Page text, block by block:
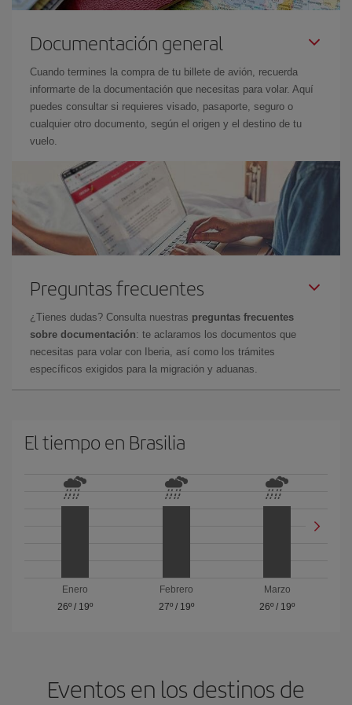
Documentación general
Cuando termines la compra de tu billete de avión, recuerda
informarte de la documentación que necesitas para volar. Aquí
puedes consultar si requieres visado, pasaporte, seguro o
cualquier otro documento, según el origen y el destino de tu
vuelo.
Preguntas frecuentes
¿Tienes dudas? Consulta nuestras preguntas frecuentes
sobre documentación: te aclaramos los documentos que
necesitas para volar con Iberia, así como los trámites
específicos exigidos para la migración y aduanas.
El tiempo en Brasilia
Enero
26º/ 19º
Febrero
27º/ 19º
Marzo
26º / 19º
Eventos en los destinos de